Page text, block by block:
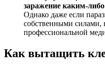
заражение каким-
Однако даже если
собственными силами,
профессиональной
Как вытащить